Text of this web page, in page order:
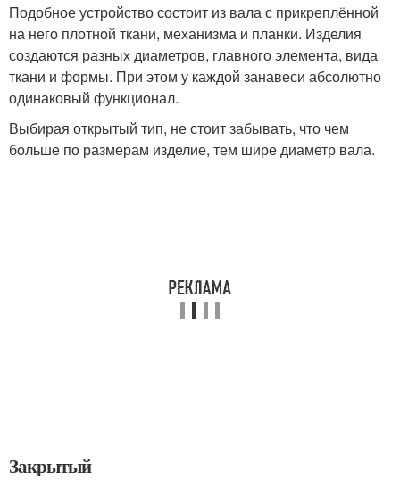
Подобное устройство состоит из вала с прикреплённой
на него плотной ткани, механизма и планки. Изделия
создаются разных диаметров, главного элемента, вида
ткани и формы. При этом у каждой занавеси абсолютно
одинаковый функционал.
Выбирая открытый тип, не стоит забывать, что чем
больше по размерам изделие, тем шире диаметр вала.
Закрытый